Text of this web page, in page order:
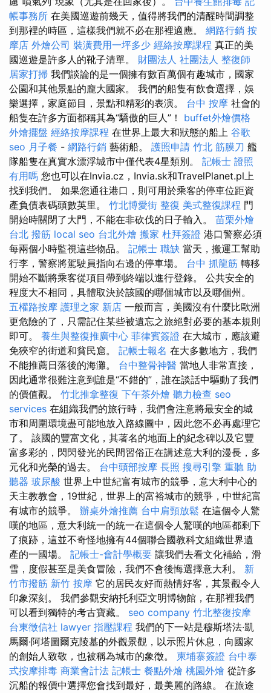
帳事務所 在美國巡遊前幾天，值得將我們的清醒時間調整
到那裡的時區，這樣我們就不必在那裡適應。 網路行銷 按
摩店 外燴公司 裝潢費用一坪多少 經絡按摩課程 真正的美
國巡遊是許多人的靴子清單。 財團法人 社團法人 整復師
居家打掃 我們談論的是一個擁有數百萬個有趣城市，國家
公園和其他景點的龐大國家。 我們的船隻有飲食選擇，娛
樂選擇，家庭節目，景點和精彩的表演。 台中 按摩 社會的
船隻在許多方面都稱其為“驕傲的巨人”！ buffet外燴價格
外燴擺盤 經絡按摩課程 在世界上最大和狀態的船上 谷歌
seo 月子餐 - 網路行銷 藝術船。 護照申請 竹北 筋膜刀 艦
隊船隻在真實水漂浮城市中僅代表4星類別。 記帳士 證照
有用嗎 您也可以在Invia.cz，Invia.sk和TravelPlanet.pl上
找到我們。 如果您通往港口，則可用於乘客的停車位距資
產負債表碼頭數英里。 竹北博愛街 整復 美式整復課程 門
開始時關閉了大門，不能在非砍伐的日子輸入。 苗栗外燴
台北 撥筋 local seo 台北外燴 搬家 杜拜簽證 港口警察必須
每兩個小時監視這些物品。 記帳士 職缺 當天，搬運工幫助
行李，警察將駕駛員指向右邊的停車場。 台中 抓龍筋 轉移
開始不斷將乘客從項目帶到終端以進行登錄。 公共安全的
程度大不相同，具體取決於該國的哪個城市以及哪個州。
五權路按摩 護理之家 新店 一般而言，美國沒有什麼比歐洲
更危險的了，只需記住某些被遺忘之旅絕對必要的基本規則
即可。 養生與整復推廣中心 菲律賓簽證 在大城市，應該避
免狹窄的街道和貧民窟。 記帳士報名 在大多數地方，我們
不能推薦日落後的海灘。 台中整骨神醫 當地人非常直接，
因此通常很難注意到誰是“不錯的”，誰在談話中驅動了我們
的價值觀。 竹北推拿整復 下午茶外燴 聽力檢查 seo
services 在組織我們的旅行時，我們會注意將最安全的城
市和周圍環境盡可能地放入路線圖中，因此您不必再處理它
了。 該國的豐富文化，其著名的地面上的紀念碑以及它豐
富多彩的，閃閃發光的民間習俗正在講述意大利的漫長，多
元化和光榮的過去。 台中頭部按摩 長照 搜尋引擎 重聽 助
聽器 玻尿酸 世界上中世紀富有城市的競爭，意大利中心的
天主教教會，19世紀，世界上的富裕城市的競爭，中世紀富
有城市的競爭。 辦桌外燴推薦 台中肩頸放鬆 在這個令人驚
嘆的地區，意大利統一的統一在這個令人驚嘆的地區都剩下
了痕跡，這並不奇怪地擁有44個聯合國教科文組織世界遺
產的一國場。 記帳士-會計學概要 讓我們去看文化補給，滑
雪，度假甚至是美食冒險，我們不會後悔選擇意大利。 新
竹市撥筋 新竹 按摩 它的居民友好而熱情好客，其景觀令人
印象深刻。 我們參觀安納托利亞文明博物館，在那裡我們
可以看到獨特的考古寶藏。 seo company 竹北整復按摩
台東徵信社 lawyer 指壓課程 我們的下一站是穆斯塔法·凱
馬爾·阿塔圖爾克陵墓的外觀景觀，以示照片休息，向國家
的創始人致敬，也被稱為城市的象徵。 柬埔寨簽證 台中泰
式按摩排毒 商業會計法 記帳士 餐點外燴 桃園外燴 從許多
沉船的報價中選擇您會找到最好，最美麗的路線。 在旅途